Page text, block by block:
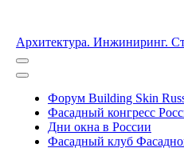
Архитектура. Инжиниринг.
Форум Building Skin
Фасадный конгресс
Дни окна в России
Фасадный клуб